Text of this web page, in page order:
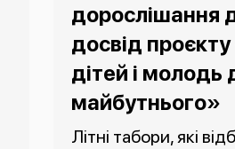
дорослішання
досвід
дітей і молодь
майбутнього»
Літні табори, які